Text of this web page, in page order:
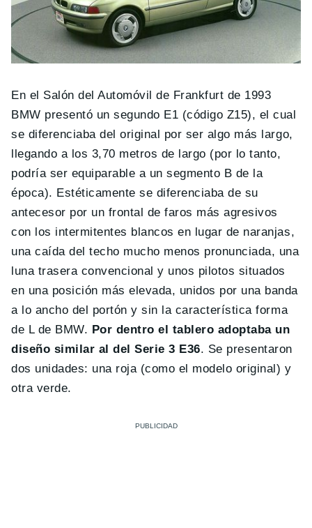
En el Salón del Automóvil de Frankfurt de 1993
BMW presentó un segundo E1 (código Z15), el cual
se diferenciaba del original por ser algo más largo,
llegando a los 3,70 metros de largo (por lo tanto,
podría ser equiparable a un segmento B de la
época). Estéticamente se diferenciaba de su
antecesor por un frontal de faros más agresivos
con los intermitentes blancos en lugar de naranjas,
una caída del techo mucho menos pronunciada, una
luna trasera convencional y unos pilotos situados
en una posición más elevada, unidos por una banda
a lo ancho del portón y sin la característica forma
de L de BMW. Por dentro el tablero adoptaba un
diseño similar al del Serie 3 E36. Se presentaron
dos unidades: una roja (como el modelo original) y
otra verde.